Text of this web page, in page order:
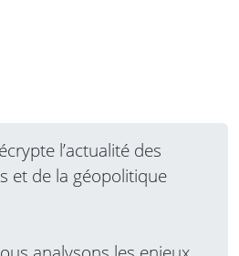
l’actualité des
et de la géopolitique